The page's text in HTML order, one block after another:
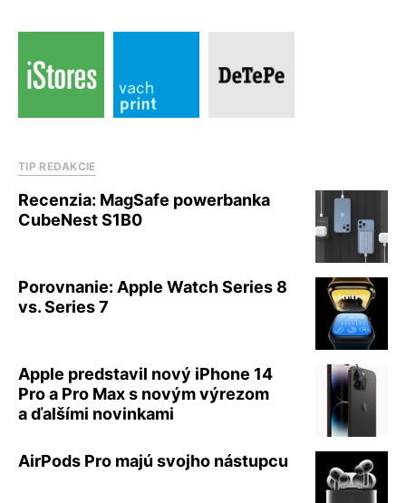
TIP REDAKCIE
Recenzia: MagSafe powerbanka
CubeNest S1B0
Porovnanie: Apple Watch Series 8
vs. Series 7
Apple predstavil nový iPhone 14
Pro a Pro Max s novým výrezom
a ďalšími novinkami
AirPods Pro majú svojho nástupcu